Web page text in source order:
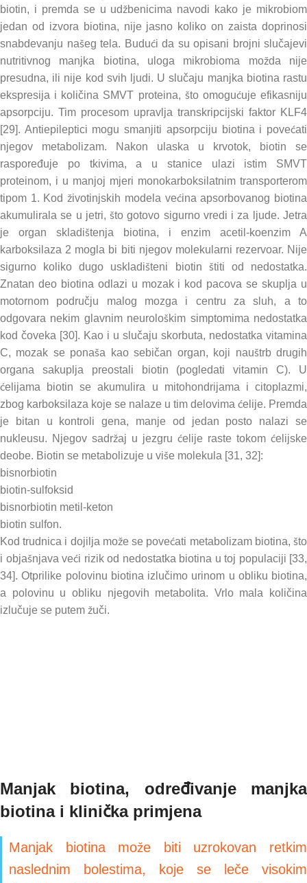
biotin, i premda se u udžbenicima navodi kako je mikrobiom
jedan od izvora biotina, nije jasno koliko on zaista doprinosi
snabdevanju našeg tela. Budući da su opisani brojni slučajevi
nutritivnog manjka biotina, uloga mikrobioma možda nije
presudna, ili nije kod svih ljudi. U slučaju manjka biotina rastu
ekspresija i količina SMVT proteina, što omogućuje efikasniju
apsorpciju. Tim procesom upravlja transkripcijski faktor KLF4
[29]. Antiepileptici mogu smanjiti apsorpciju biotina i povećati
njegov metabolizam. Nakon ulaska u krvotok, biotin se
raspoređuje po tkivima, a u stanice ulazi istim SMVT
proteinom, i u manjoj mjeri monokarboksilatnim transporterom
tipom 1. Kod životinjskih modela većina apsorbovanog biotina
akumulirala se u jetri, što gotovo sigurno vredi i za ljude. Jetra
je organ skladištenja biotina, i enzim acetil-koenzim A
karboksilaza 2 mogla bi biti njegov molekularni rezervoar. Nije
sigurno koliko dugo uskladišteni biotin štiti od nedostatka.
Znatan deo biotina odlazi u mozak i kod pacova se skuplja u
motornom području malog mozga i centru za sluh, a to
odgovara nekim glavnim neurološkim simptomima nedostatka
kod čoveka [30]. Kao i u slučaju skorbuta, nedostatka vitamina
C, mozak se ponaša kao sebičan organ, koji nauštrb drugih
organa sakuplja preostali biotin (pogledati vitamin C). U
ćelijama biotin se akumulira u mitohondrijama i citoplazmi,
zbog karboksilaza koje se nalaze u tim delovima ćelije. Premda
je bitan u kontroli gena, manje od jedan posto nalazi se
nukleusu. Njegov sadržaj u jezgru ćelije raste tokom ćelijske
deobe. Biotin se metabolizuje u više molekula [31, 32]:
bisnorbiotin
biotin-sulfoksid
bisnorbiotin metil-keton
biotin sulfon.
Kod trudnica i dojilja može se povećati metabolizam biotina, što
i objašnjava veći rizik od nedostatka biotina u toj populaciji [33,
34]. Otprilike polovinu biotina izlučimo urinom u obliku biotina,
a polovinu u obliku njegovih metabolita. Vrlo mala količina
izlučuje se putem žuči.
Manjak biotina, određivanje manjka
biotina i klinička primjena
Manjak biotina može biti uzrokovan retkim
naslednim bolestima, koje se leče visokim